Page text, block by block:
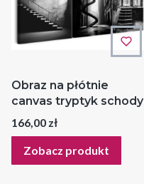
Obraz na płótnie
canvas tryptyk schody
Cena
166,00 zł
Zobacz produkt